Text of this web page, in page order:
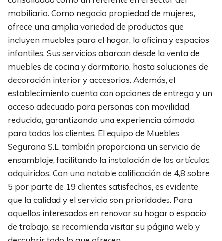
mobiliario. Como negocio propiedad de mujeres,
ofrece una amplia variedad de productos que
incluyen muebles para el hogar, la oficina y espacios
infantiles. Sus servicios abarcan desde la venta de
muebles de cocina y dormitorio, hasta soluciones de
decoración interior y accesorios. Además, el
establecimiento cuenta con opciones de entrega y un
acceso adecuado para personas con movilidad
reducida, garantizando una experiencia cómoda
para todos los clientes. El equipo de Muebles
Segurana S.L. también proporciona un servicio de
ensamblaje, facilitando la instalación de los artículos
adquiridos. Con una notable calificación de 4,8 sobre
5 por parte de 19 clientes satisfechos, es evidente
que la calidad y el servicio son prioridades. Para
aquellos interesados en renovar su hogar o espacio
de trabajo, se recomienda visitar su página web y